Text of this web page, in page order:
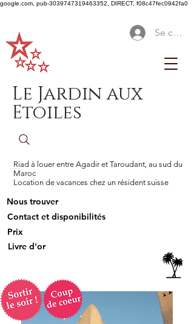
google.com, pub-3039747319463352, DIRECT, f08c47fec0942fa0
Se
Le Jardin aux
Etoiles
Riad à louer entre Agadir et Taroudant, au sud du
Maroc
Location de vacances chez un résident suisse
Nous trouver
Contact et disponibilités
Prix
Livre d'or